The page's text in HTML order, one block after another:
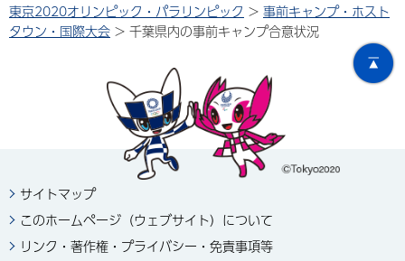
東京2020オリンピック・パラリンピック > 事前キャンプ・ホスト
タウン・国際大会 > 千葉県内の事前キャンプ合意状況
サイトマップ
このホームページ（ウェブサイト）について
リンク・著作権・プライバシー・免責事項等